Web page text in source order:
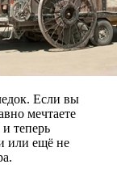
Если вы
мечтаете
теперь
или ещё не